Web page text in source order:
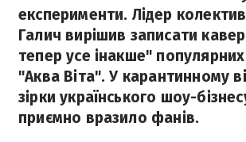
експерименти. Лідер
Галич вирішив записати
тепер усе інакше"
"Аква Віта". У карантинному
зірки українського шоу-
приємно вразило фанів.